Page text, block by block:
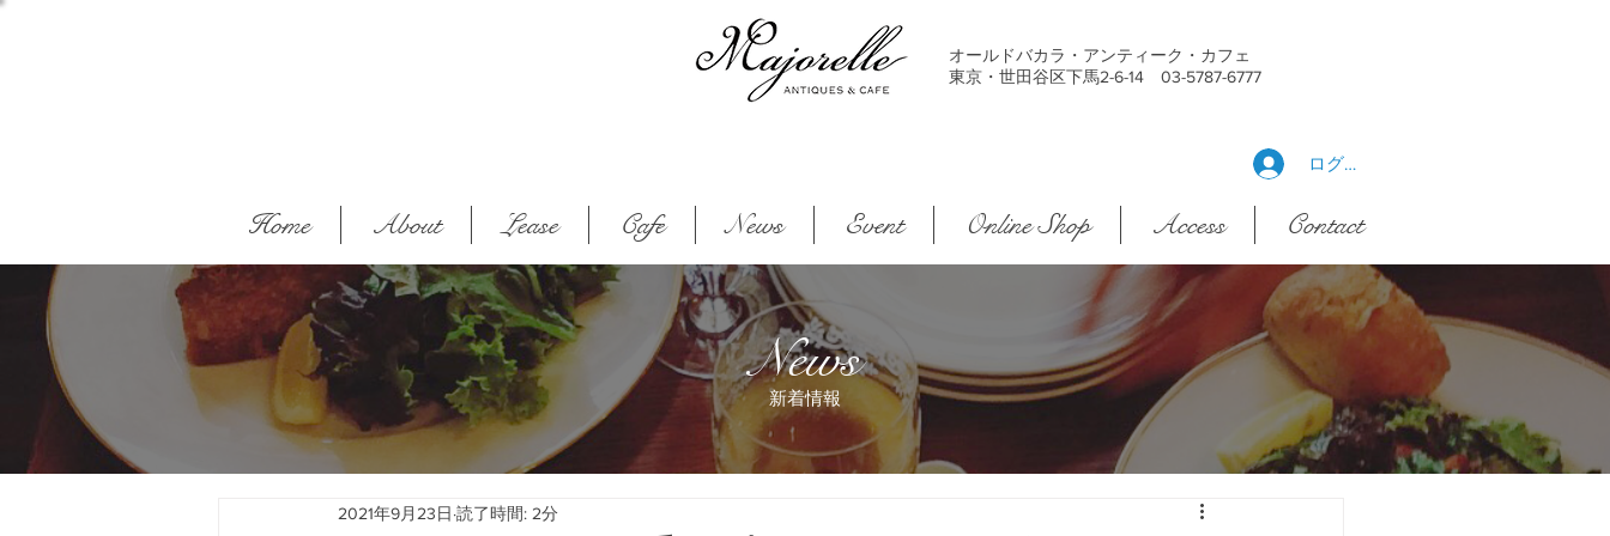
オールドバカラ・アンティーク・カフェ
東京・世田谷区下馬2-6-14 03-5787-6777
ログイン
Home About Lease Cafe News Event Online Shop Access Contact
News
新着情報
2021年9月23日 読了時間: 2分